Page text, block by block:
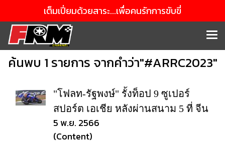
เต็มเปี่ยมด้วยสาระ...เพื่อคนรักการขับขี่
ค้นพบ 1 รายการ จากคำว่า"#ARRC2023"
"โฟลท-รัฐพงษ์" รั้งท็อป 9 ซูเปอร์
สปอร์ต เอเชีย หลังผ่านสนาม 5 ที่ จีน
5 พ.ย. 2566
(Content)